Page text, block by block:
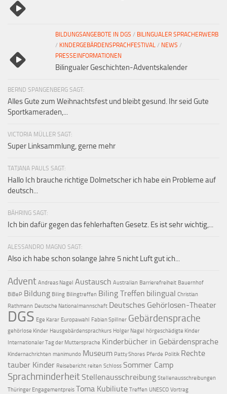
BILDUNGSANGEBOTE IN DGS / BILINGUALER SPRACHERWERB
/ KINDERGEBÄRDENSPRACHFESTIVAL / NEWS /
PRESSEINFORMATIONEN
Bilingualer Geschichten-Adventskalender
BERND SPANGENBERG SAGT:
Alles Gute zum Weihnachtsfest und bleibt gesund. Ihr seid Gute
Sportkameraden,...
VICTORIA MÜLLER SAGT:
Super Linksammlung, gerne mehr
TATJANA PAULS SAGT:
Hallo Ich brauche richtige Dolmetscher ich habe ein Probleme auf
deutsch...
BÄHRING SAGT:
Ich bin dafür gegen das fehlerhaften Gesetz. Es ist sehr wichtig,...
ALESSANDRO MAGNO SAGT:
Also ich habe schon solange Jahre 5 nicht Luft gut ich...
Advent Andreas Nagel Austausch Australian Barrierefreiheit Bauernhof
BiBeP Bildung Biling Bilingtreffen Biling Treffen bilingual Christian
Rathmann Deutsche Nationalmannschaft Deutsches Gehörlosen-Theater
DGS Ege Karar Europawahl Fabian Spillner Gebärdensprache
gehörlose Kinder Hausgebärdensprachkurs Holger Nagel hörgeschädigte Kinder
Internationaler Tag der Muttersprache Kinderbücher in Gebärdensprache
Kindernachrichten manimundo Museum Patty Shores Pferde Politik Rechte
tauber Kinder Reisebericht reiten Schloss Sommer Camp
Sprachminderheit Stellenausschreibung Stellenausschreibungen
Thüringer Engagementpreis Toma Kubiliute Treffen UNESCO Vortrag